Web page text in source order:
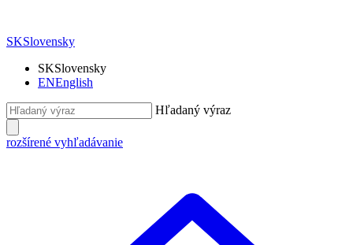
SKSlovensky
SKSlovensky
ENEnglish
Hľadaný výraz
rozšírené vyhľadávanie